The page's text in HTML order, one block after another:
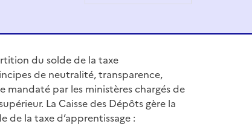
du solde de la taxe
de neutralité, transparence,
mandaté par les ministères chargés de
La Caisse des Dépôts gère la
de la taxe d’apprentissage :